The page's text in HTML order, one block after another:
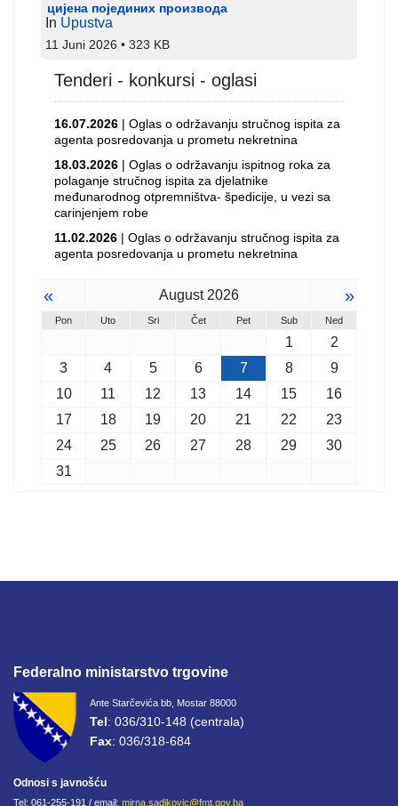
цијена појединих производа
In Upustva
11 Juni 2026 323 KB
Tenderi - konkursi - oglasi
16.07.2026 | Oglas o održavanju stručnog ispita za
agenta posredovanja u prometu nekretnina
18.03.2026 | Oglas o održavanju ispitnog roka za
polaganje stručnog ispita za djelatnike
međunarodnog otpremništva- špedicije, u vezi sa
carinjenjem robe
11.02.2026 | Oglas o održavanju stručnog ispita za
agenta posredovanja u prometu nekretnina
« August 2026 »
Pon Uto Sri Čet Pet Sub Ned
1
2
3
4 5 6 7 8
9
10
11 12 13 14 15
16
17
18 19 20 21 22
23
24
25 26 27 28 29
30
31
Federalno ministarstvo trgovine
Ante Starčevića bb, Mostar 88000
Tel: 036/310-148 (centrala)
Fax: 036/318-684
Odnosi s javnošću
Tel: 061-255-191 / email: mirna.sadikovic@fmt.gov.ba